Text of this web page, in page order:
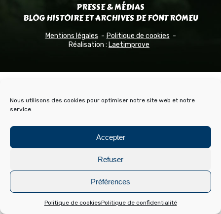
Nous utilisons des cookies pour optimiser notre site web et notre
service.
Accepter
Refuser
Préférences
Politique de cookiesPolitique de confidentialité
PRESSE & MÉDIAS
BLOG HISTOIRE ET ARCHIVES DE FONT ROMEU
Mentions légales
Politique de cookies
Réalisation : Laetimprove